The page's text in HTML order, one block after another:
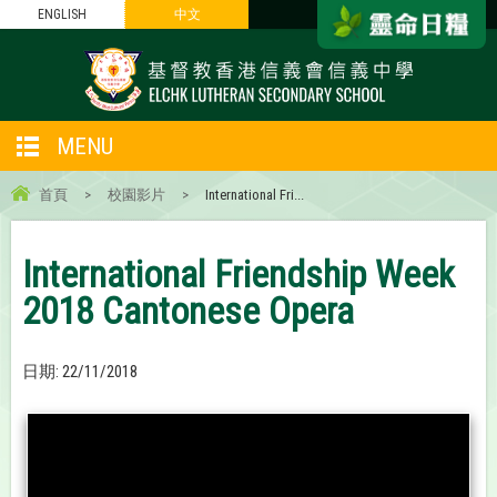
ENGLISH 中文
MENU
首頁 > 校園影片 > International Fri...
International Friendship Week
2018 Cantonese Opera
日期: 22/11/2018